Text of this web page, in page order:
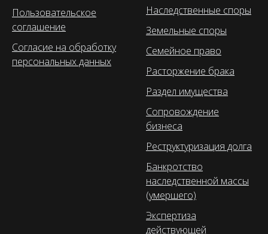
Пользовательское
соглашение
Согласие на обработку
персональных данных
Наследственные споры
Земельные споры
Семейное право
Расторжение брака
Раздел имущества
Сопровождение
бизнеса
Реструктуризация долга
Банкротство
наследственной массы
(умершего)
Экспертиза
действующей